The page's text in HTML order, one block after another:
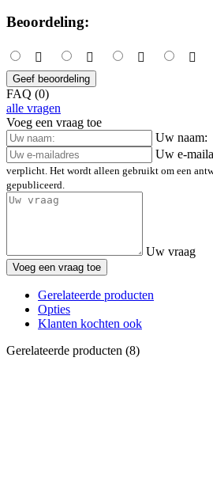
Beoordeling:
Geef beoordeling
FAQ (0)
alle vragen
Voeg een vraag toe
Uw naam:
Uw e-
verplicht. Het wordt alleen gebruikt om een
gepubliceerd.
Uw vraag
Voeg een vraag toe
Gerelateerde producten
Opties
Klanten kochten ook
Gerelateerde producten (8)